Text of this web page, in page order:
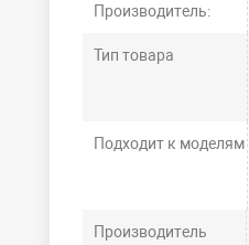
Производитель:
Тип товара
Подходит к моделям
Производитель